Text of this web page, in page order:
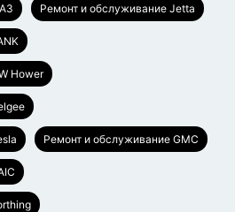
Ремонт и обслуживание Jetta
Hower
Ремонт и обслуживание GMC